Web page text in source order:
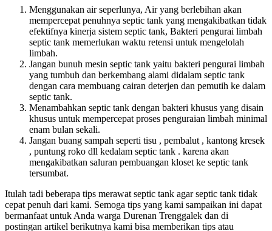
Menggunakan air seperlunya, Air yang berlebihan akan
mempercepat penuhnya septic tank yang mengakibatkan tidak
efektifnya kinerja sistem septic tank, Bakteri pengurai limbah
septic tank memerlukan waktu retensi untuk mengelolah
limbah.
Jangan bunuh mesin septic tank yaitu bakteri pengurai limbah
yang tumbuh dan berkembang alami didalam septic tank
dengan cara membuang cairan deterjen dan pemutih ke dalam
septic tank.
Menambahkan septic tank dengan bakteri khusus yang disain
khusus untuk mempercepat proses penguraian limbah minimal
enam bulan sekali.
Jangan buang sampah seperti tisu , pembalut , kantong kresek
, puntung roko dll kedalam septic tank . karena akan
mengakibatkan saluran pembuangan kloset ke septic tank
tersumbat.
Itulah tadi beberapa tips merawat septic tank agar septic tank tidak
cepat penuh dari kami. Semoga tips yang kami sampaikan ini dapat
bermanfaat untuk Anda warga Durenan Trenggalek dan di
postingan artikel berikutnya kami bisa memberikan tips atau